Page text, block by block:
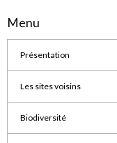
Menu
Présentation
Les sites voisins
Biodiversité